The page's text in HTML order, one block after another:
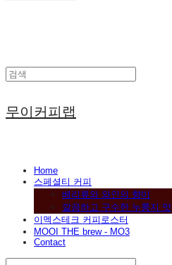
무이커피랩
Home
스페셜티 커피
베리류와 와인의 향미
깔끔하고 구수한 누룽지 맛
이멕스테크 커피로스터
MOOI THE brew - MO3
Contact